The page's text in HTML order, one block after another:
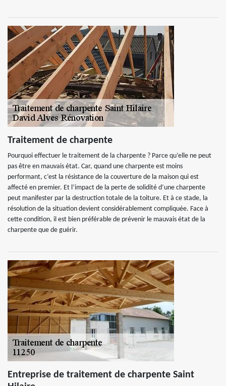
Traitement de charpente
Pourquoi effectuer le traitement de la charpente ? Parce qu’elle ne peut
pas être en mauvais état. Car, quand une charpente est moins
performant, c’est la résistance de la couverture de la maison qui est
affecté en premier. Et l’impact de la perte de solidité d’une charpente
peut manifester par la destruction totale de la toiture. Et à ce stade, la
résolution de la situation devient considérablement compliquée. Face à
cette condition, il est bien préférable de prévenir le mauvais état de la
charpente que de guérir.
Entreprise de traitement de charpente Saint